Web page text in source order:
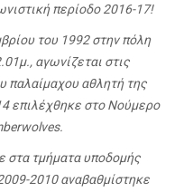
περίοδο 2016-17!
του 1992 στην πόλη
αγωνίζεται στις
παλαίμαχου αθλητή της
επιλέχθηκε στο Νούμερο
στα τμήματα υποδομής
2010 αναβαθμίστηκε